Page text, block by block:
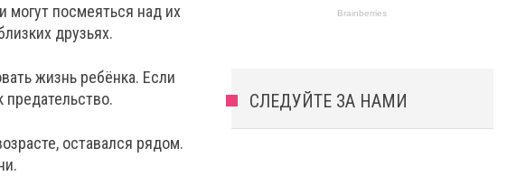
могут посмеяться над их
друзьях.
жизнь ребёнка. Если
оставался рядом.
СЛЕДУЙТЕ ЗА НАМИ